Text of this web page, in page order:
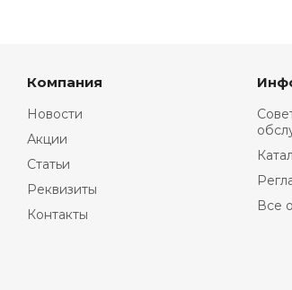
Компания
Новости
Акции
Статьи
Реквизиты
Контакты
Все